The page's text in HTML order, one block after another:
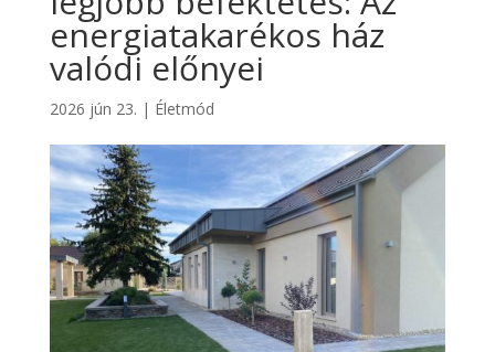
energiatakarékos ház
valódi előnyei
2026 jún 23. | Életmód